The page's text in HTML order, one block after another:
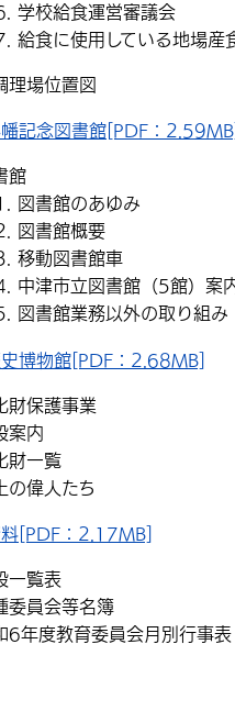
学校給食運営審議会
給食に使用している地場産
場位置図
記念図書館[PDF：2.59MB]
館
図書館のあゆみ
図書館概要
移動図書館車
中津市立図書館（5館）案
図書館業務以外の取り組み
博物館[PDF：2.68MB]
財保護事業
案内
財一覧
の偉人たち
[PDF：2.17MB]
一覧表
委員会等名簿
6年度教育委員会月別行事表